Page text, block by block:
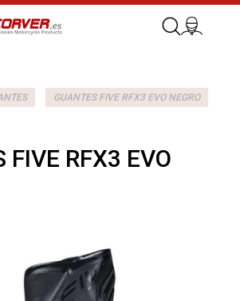
GUANTES FIVE RFX3 EVO NEGRO
FIVE RFX3 EVO